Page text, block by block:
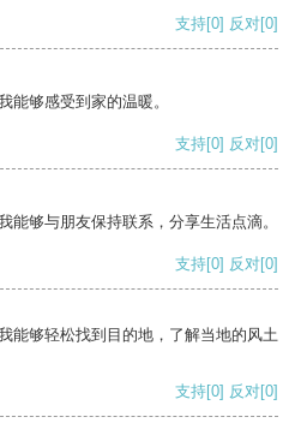
支持[0] 反对[0]
能够感受到家的温暖。
支持[0] 反对[0]
能够与朋友保持联系，分享生活点滴。
支持[0] 反对[0]
能够轻松找到目的地，了解当地的风土
支持[0] 反对[0]